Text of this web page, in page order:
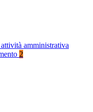
amministrativa
2